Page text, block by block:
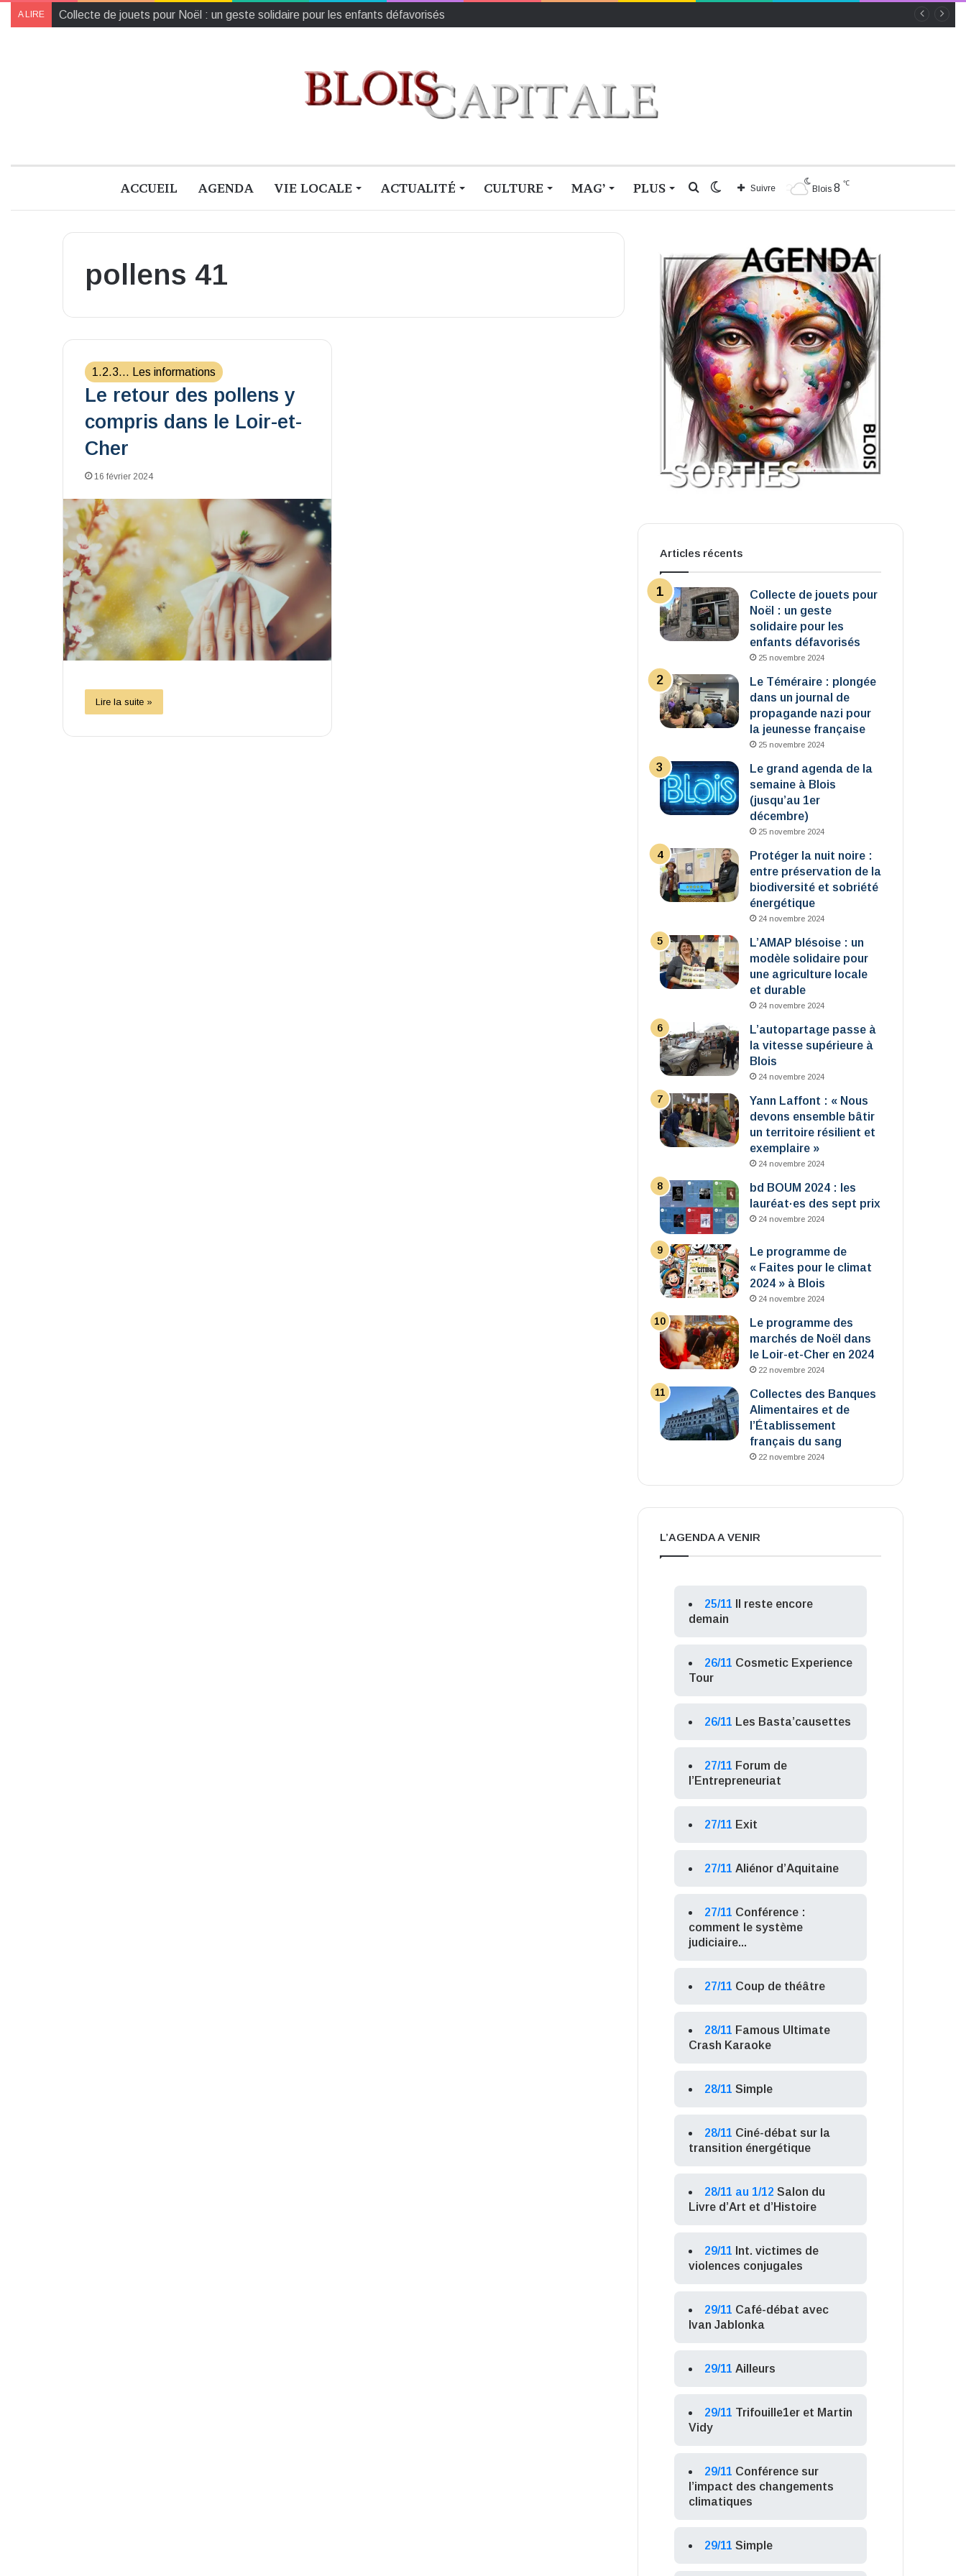
A LIRE Collecte de jouets pour Noël : un geste solidaire pour les enfants défavorisés
ACCUEIL AGENDA VIE LOCALE ACTUALITÉ CULTURE MAG’ PLUS Blois 8 ℃
Suivre
Switch
Rechercher
pollens 41
1.2.3... Les informations
Le retour des pollens y
compris dans le Loir-et-
Cher
16 février 2024
Lire la suite »
Articles récents
Collecte de jouets pour
Noël : un geste
solidaire pour les
enfants défavorisés
25 novembre 2024
Le Téméraire : plongée
dans un journal de
propagande nazi pour
la jeunesse française
25 novembre 2024
Le grand agenda de la
semaine à Blois
(jusqu’au 1er
décembre)
25 novembre 2024
Protéger la nuit noire :
entre préservation de la
biodiversité et sobriété
énergétique
24 novembre 2024
L’AMAP blésoise : un
modèle solidaire pour
une agriculture locale
et durable
24 novembre 2024
L’autopartage passe à
la vitesse supérieure à
Blois
24 novembre 2024
Yann Laffont : « Nous
devons ensemble bâtir
un territoire résilient et
exemplaire »
24 novembre 2024
bd BOUM 2024 : les
lauréat·es des sept prix
24 novembre 2024
Le programme de
« Faites pour le climat
2024 » à Blois
24 novembre 2024
Le programme des
marchés de Noël dans
le Loir-et-Cher en 2024
22 novembre 2024
Collectes des Banques
Alimentaires et de
l’Établissement
français du sang
22 novembre 2024
L’AGENDA A VENIR
25/11
Il reste encore
demain
26/11 Cosmetic Experience
Tour
26/11 Les Basta’causettes
27/11 Forum de
l’Entrepreneuriat
27/11 Exit
27/11 Aliénor d’Aquitaine
27/11 Conférence :
comment le système
judiciaire...
27/11 Coup de théâtre
28/11 Famous Ultimate
Crash Karaoke
28/11 Simple
28/11 Ciné-débat sur la
transition énergétique
28/11 au 1/12 Salon du
Livre d’Art et d’Histoire
29/11 Int. victimes de
violences conjugales
29/11 Café-débat avec
Ivan Jablonka
29/11 Ailleurs
29/11 Trifouille1er et Martin
Vidy
29/11 Conférence sur
l’impact des changements
climatiques
29/11 Simple